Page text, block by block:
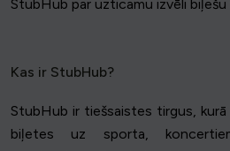
StubHub par uzticamu izvēli
Kas ir StubHub?
StubHub ir tiešsaistes tirgus,
biļetes uz sporta,